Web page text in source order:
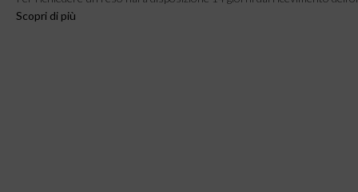
Scopri di più